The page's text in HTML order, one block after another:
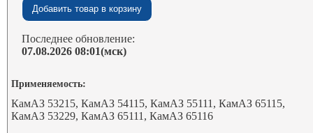
Последнее обновление:
07.08.2026 08:01(мск)
Применяемость:
КамАЗ 53215, КамАЗ 54115, КамАЗ 55111, КамАЗ 65115,
КамАЗ 53229, КамАЗ 65111, КамАЗ 65116